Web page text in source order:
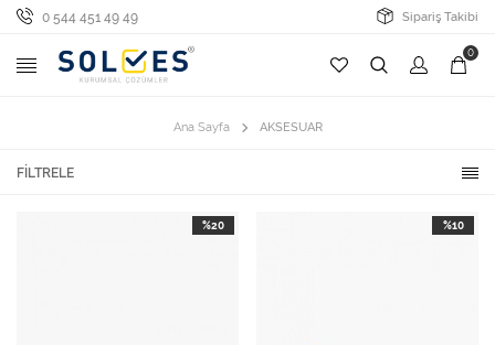
0 544 451 49 49 Sipariş Takibi
0
Ana Sayfa AKSESUAR
FILTRELE
%20 %10